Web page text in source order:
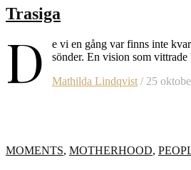
Trasiga
D
e vi en gång var finns inte
sönder. En vision som
Mathilda Lindqvist / 25
MOMENTS, MOTHERHOOD,